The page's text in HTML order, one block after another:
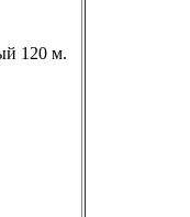
120 м.